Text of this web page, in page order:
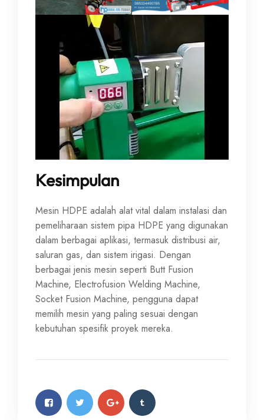
Kesimpulan
Mesin HDPE adalah alat vital dalam instalasi dan
pemeliharaan sistem pipa HDPE yang digunakan
dalam berbagai aplikasi, termasuk distribusi air,
saluran gas, dan sistem irigasi. Dengan
berbagai jenis mesin seperti Butt Fusion
Machine, Electrofusion Welding Machine,
Socket Fusion Machine, pengguna dapat
memilih mesin yang paling sesuai dengan
kebutuhan spesifik proyek mereka.